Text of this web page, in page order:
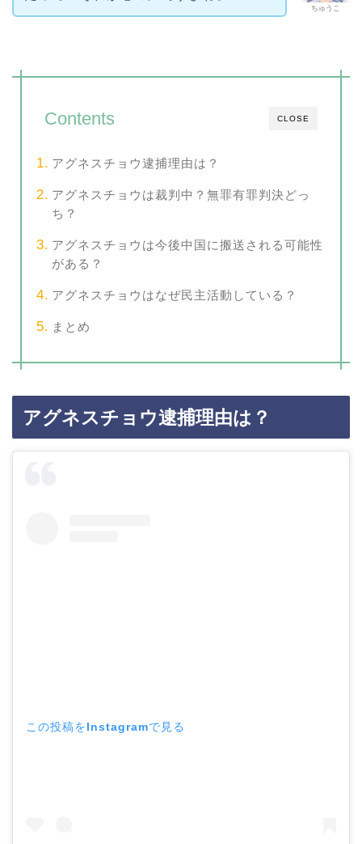
ちゅうこ
CLOSE
Contents
アグネスチョウ逮捕理由は？
アグネスチョウは裁判中？無罪有罪判決どっ
ち？
アグネスチョウは今後中国に搬送される可能性
がある？
アグネスチョウはなぜ民主活動している？
まとめ
アグネスチョウ逮捕理由は？
この投稿をInstagramで見る